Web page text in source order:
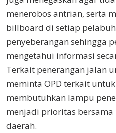
menerobos antrian, serta
billboard di setiap
penyeberangan sehingga
mengetahui informasi
Terkait penerangan jalan
meminta OPD terkait
membutuhkan lampu
menjadi prioritas bersama
daerah.